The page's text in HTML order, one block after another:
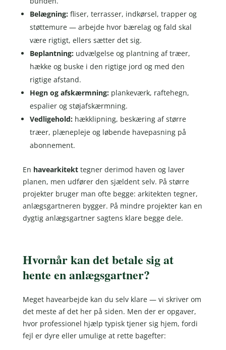
Belægning:fliser, terrasser, indkørsel, trapper og
støttemure — arbejde hvor bærelag og fald skal
være rigtigt, ellers sætter det sig.
Beplantning:udvælgelse og plantning af træer,
hække og buske i den rigtige jord og med den
rigtige afstand.
Hegn og afskærmning:plankeværk, raftehegn,
espalier og støjafskærmning.
Vedligehold:hækklipning, beskæring af større
træer, plænepleje og løbende havepasning på
abonnement.
En havearkitekttegner derimod haven og laver
planen, men udfører den sjældent selv. På større
projekter bruger man ofte begge: arkitekten tegner,
anlægsgartneren bygger. På mindre projekter kan en
dygtig anlægsgartner sagtens klare begge dele.
Hvornår kan det betale sig at
hente en anlægsgartner?
Meget havearbejde kan du selv klare — vi skriver om
det meste af det her på siden. Men der er opgaver,
hvor professionel hjælp typisk tjener sig hjem, fordi
fejl er dyre eller umulige at rette bagefter: